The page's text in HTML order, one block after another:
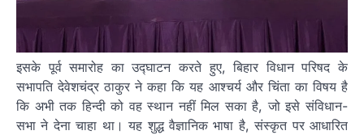
इसके पूर्व समारोह का उद्घाटन करते हुए, बिहार विधान परिषद के
सभापति देवेशचंद्र ठाकुर ने कहा कि यह आश्चर्य और चिंता का विषय है
कि अभी तक हिन्दी को वह स्थान नहीं मिल सका है, जो इसे संविधान-
सभा ने देना चाहा था। यह शुद्ध वैज्ञानिक भाषा है, संस्कृत पर आधारित